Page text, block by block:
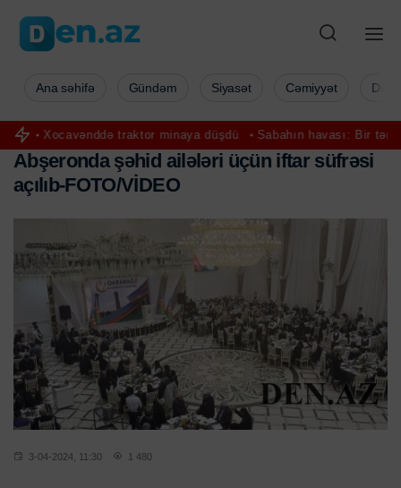
traktor minaya düşdü Sabahın havası: Bir tərəfdə dolu, digər
Ana səhifə Gündəm Siyasət Cəmiyyət
Abşeronda şəhid ailələri üçün iftar süfrəsi
açılıb-FOTO/VİDEO
3-04-2024, 11:30 1 480